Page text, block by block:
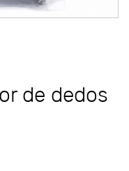
de dedos